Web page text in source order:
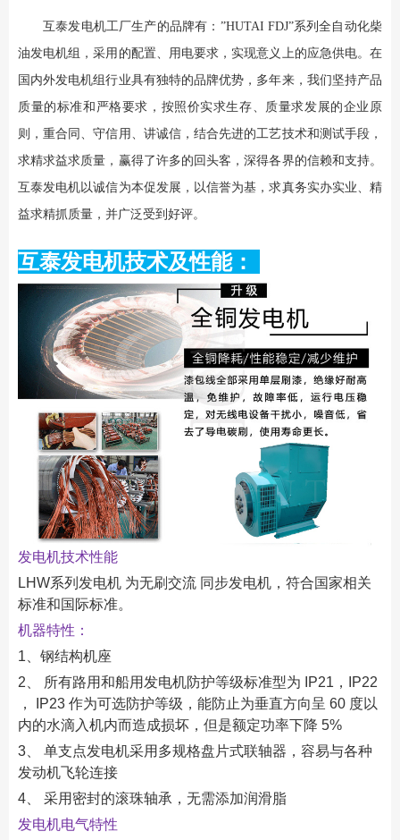
互泰发电机工厂生产的品牌有：”HUTAI FDJ”系列全自动化柴
油发电机组，采用的配置、用电要求，实现意义上的应急供电。在
国内外发电机组行业具有独特的品牌优势，多年来，我们坚持产品
质量的标准和严格要求，按照价实求生存、质量求发展的企业原
则，重合同、守信用、讲诚信，结合先进的工艺技术和测试手段，
求精求益求质量，赢得了许多的回头客，深得各界的信赖和支持。
互泰发电机以诚信为本促发展，以信誉为基，求真务实办实业、精
益求精抓质量，并广泛受到好评。
互泰发电机技术及性能：
发电机技术性能
LHW系列发电机 为无刷交流 同步发电机，符合国家相关
标准和国际标准。
机器特性：
1、钢结构机座
2、 所有路用和船用发电机防护等级标准型为 IP21，IP22
， IP23 作为可选防护等级，能防止为垂直方向呈 60 度以
内的水滴入机内而造成损坏，但是额定功率下降 5%
3、 单支点发电机采用多规格盘片式联轴器，容易与各种
发动机飞轮连接
4、 采用密封的滚珠轴承，无需添加润滑脂
发电机电气特性